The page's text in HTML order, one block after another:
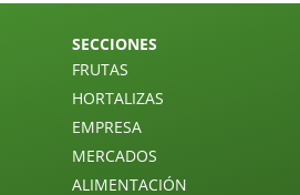
SECCIONES
FRUTAS
HORTALIZAS
EMPRESA
MERCADOS
ALIMENTACIÓN